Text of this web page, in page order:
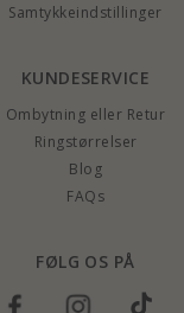
Samtykkeindstillinger
KUNDESERVICE
Ombytning eller Retur
Ringstørrelser
Blog
FAQs
FØLG OS PÅ